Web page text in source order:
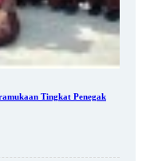
Tingkat Penegak